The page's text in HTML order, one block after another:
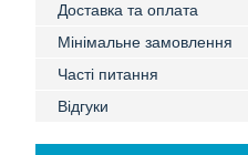
Доставка та оплата
Мінімальне замовлення
Часті питання
Відгуки